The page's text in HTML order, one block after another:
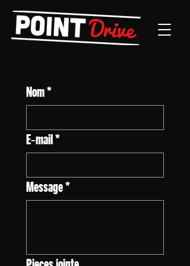
Nom*
E‑mail*
Message*